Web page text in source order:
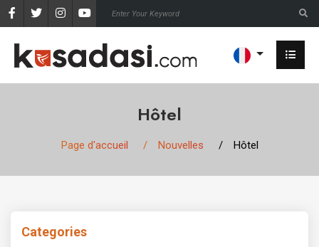
Hôtel
Page d'accueil Nouvelles Hôtel
Categories